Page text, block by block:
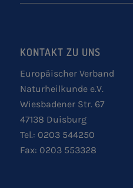
KONTAKT ZU UNS
Europäischer Verband
Naturheilkunde e.V.
Wiesbadener Str. 67
47138 Duisburg
Tel.: 0203 544250
Fax: 0203 553328